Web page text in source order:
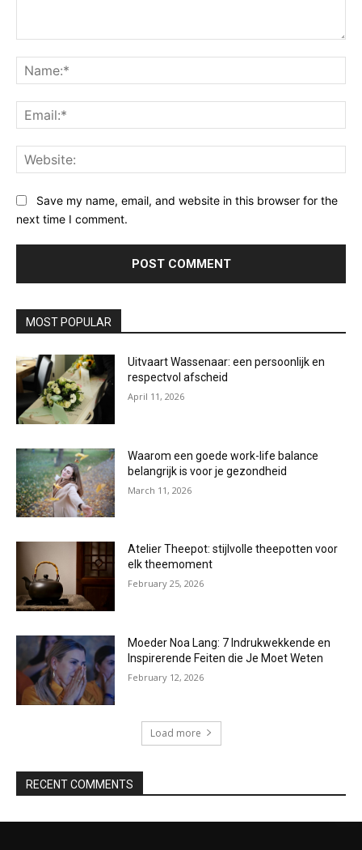
Save my name, email, and website in this browser for the
next time I comment.
MOST POPULAR
Uitvaart Wassenaar: een persoonlijk en
respectvol afscheid
April 11, 2026
Waarom een goede work-life balance
belangrijk is voor je gezondheid
March 11, 2026
Atelier Theepot: stijlvolle theepotten voor
elk theemoment
February 25, 2026
Moeder Noa Lang: 7 Indrukwekkende en
Inspirerende Feiten die Je Moet Weten
February 12, 2026
Load more
RECENT COMMENTS